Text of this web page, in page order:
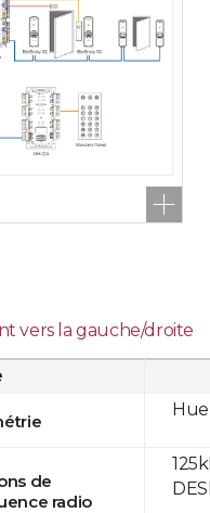
vers la gauche/droite
de
radio